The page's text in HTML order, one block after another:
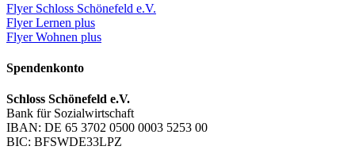
Flyer Schloss Schönefeld e.V.
Flyer Lernen plus
Flyer Wohnen plus
Spendenkonto
Schloss Schönefeld e.V.
Bank für Sozialwirtschaft
IBAN: DE 65 3702 0500 0003 5253 00
BIC: BFSWDE33LPZ